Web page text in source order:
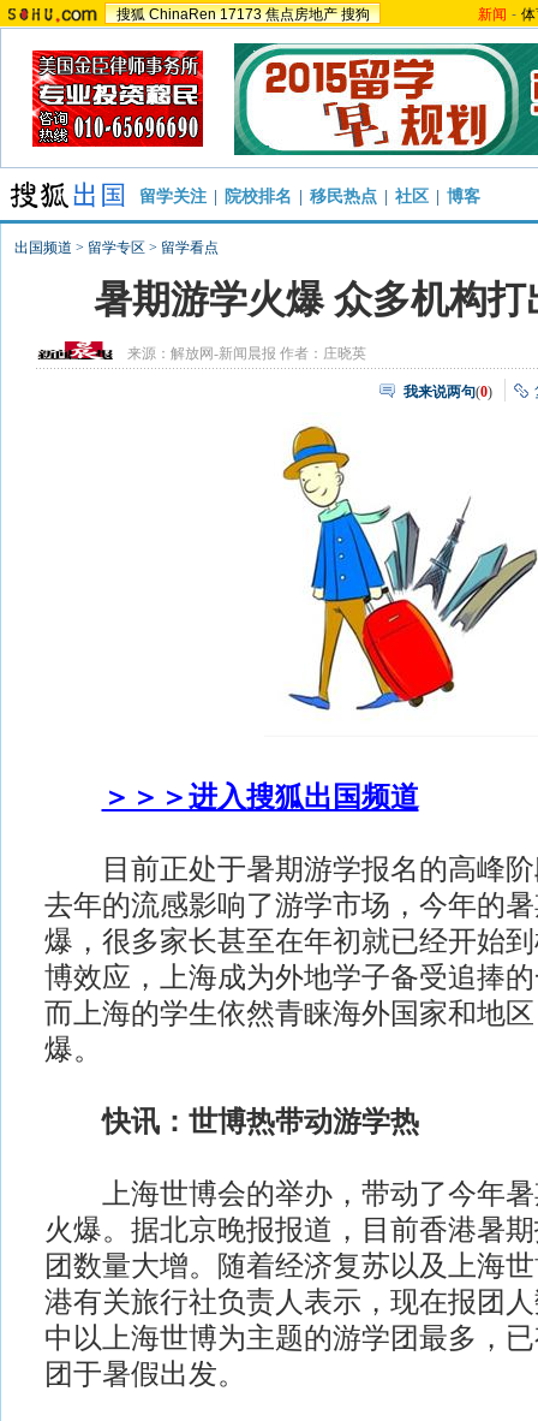
搜狐 ChinaRen 17173 焦点房地产 搜狗 新闻 -
留学关注 院校排名 移民热点 社区 博客
出国频道 > 留学专区 > 留学看点
暑期游学火爆 众多机构打
来源：解放网-新闻晨报 作者：庄晓英
我来说两句(0)
＞＞＞进入搜狐出国频道
目前正处于暑期游学报名的高峰阶
去年的流感影响了游学市场，今年的
爆，很多家长甚至在年初就已经开始
博效应，上海成为外地学子备受追捧
而上海的学生依然青睐海外国家和地
爆。
快讯：世博热带动游学热
上海世博会的举办，带动了今年暑
火爆。据北京晚报报道，目前香港暑
团数量大增。随着经济复苏以及上海
港有关旅行社负责人表示，现在报团
中以上海世博为主题的游学团最多，
团于暑假出发。